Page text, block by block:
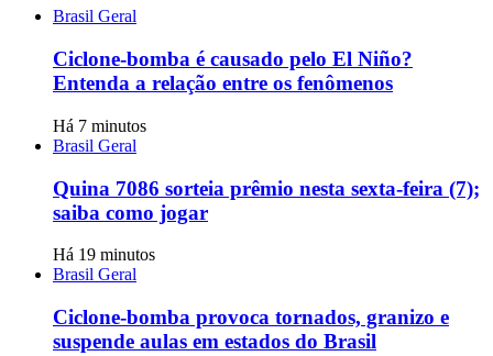
Brasil Geral
Ciclone-bomba é causado pelo El Niño?
Entenda a relação entre os fenômenos
Há 7 minutos
Brasil Geral
Quina 7086 sorteia prêmio nesta sexta-feira (7);
saiba como jogar
Há 19 minutos
Brasil Geral
Ciclone-bomba provoca tornados, granizo e
suspende aulas em estados do Brasil